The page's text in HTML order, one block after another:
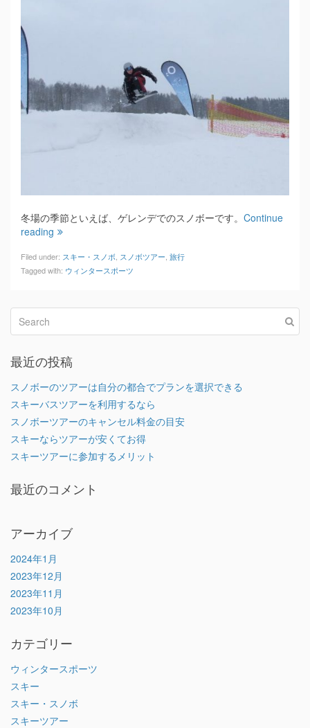
冬場の季節といえば、ゲレンデでのスノボーです。 Continue
reading
Filed under: スキー・スノボ スノボツアー 旅行
Tagged with: ウィンタースポーツ
最近の投稿
スノボーのツアーは自分の都合でプランを選択できる
スキーバスツアーを利用するなら
スノボーツアーのキャンセル料金の目安
スキーならツアーが安くてお得
スキーツアーに参加するメリット
最近のコメント
アーカイブ
2024年1月
2023年12月
2023年11月
2023年10月
カテゴリー
ウィンタースポーツ
スキー
スキー・スノボ
スキーツアー